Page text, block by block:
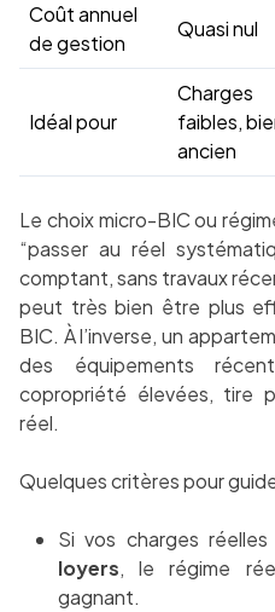
Coût annuel
de gestion
Quasi nul
Idéal pour
Charges
faibles,
ancien
Le choix micro-BIC ou
“passer au réel
comptant, sans travaux
peut très bien être plus
BIC. À l’inverse, un
des équipements
copropriété élevées, tire
réel.
Quelques critères pour
Si vos charges
loyers, le régime
gagnant.